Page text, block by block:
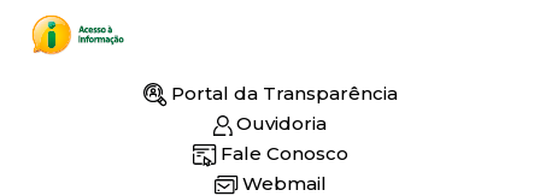
Portal da Transparência
Ouvidoria
Fale Conosco
Webmail